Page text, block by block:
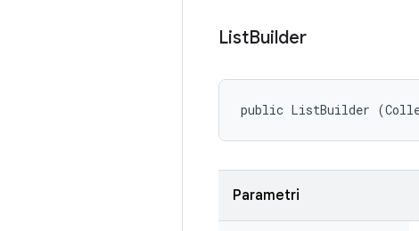
ListBuilder
public ListBuilder
Parametri